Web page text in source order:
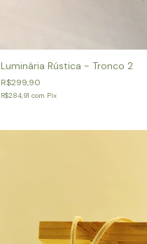
Luminária Rústica - Tronco 2
R$299,90
R$284,91 com Pix